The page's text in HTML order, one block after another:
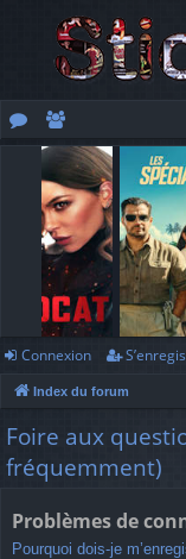
e
m
br
es
Connexion
Index du forum
Foire aux
fréquemment)
Problèmes de
Pourquoi dois-je